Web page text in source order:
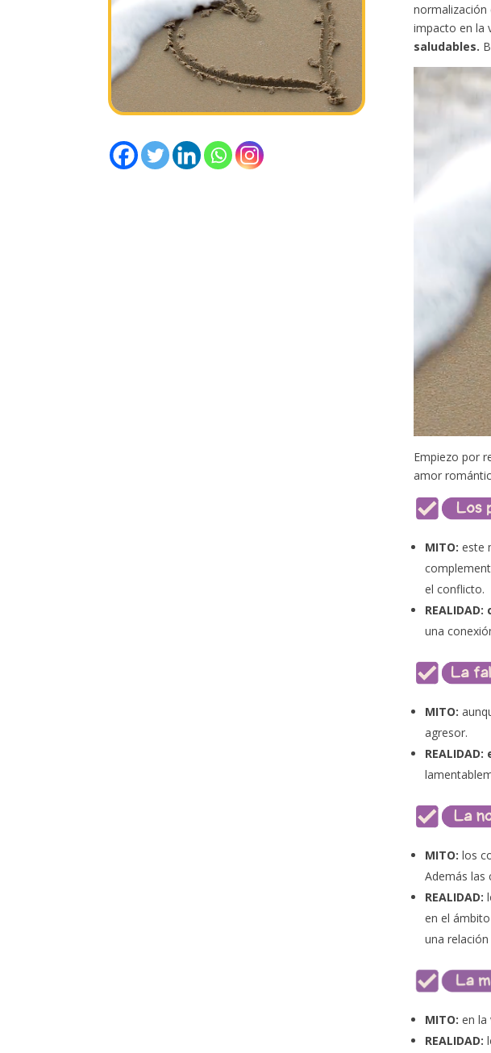
normalización
impacto en la
saludables.
Empiezo por
amor
MITO: este
el conflicto.
una
MITO:
agresor.
MITO: los
Además las
REALIDAD:
en el
una
MITO: en la
REALIDAD: